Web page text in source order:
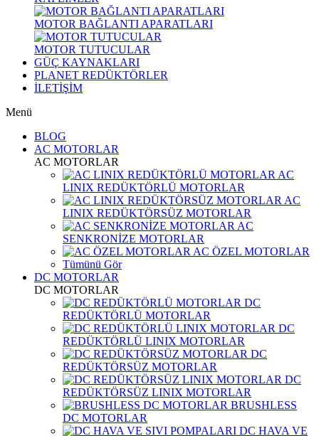
MOTOR BAĞLANTI APARATLARI
MOTOR TUTUCULAR
GÜÇ KAYNAKLARI
PLANET REDÜKTÖRLER
İLETİŞİM
Menü
BLOG
AC MOTORLAR
AC MOTORLAR
AC
LINIX REDÜKTÖRLÜ MOTORLAR
AC
LINIX REDÜKTÖRSÜZ MOTORLAR
AC
SENKRONİZE MOTORLAR
AC ÖZEL MOTORLAR
Tümünü Gör
DC MOTORLAR
DC MOTORLAR
DC
REDÜKTÖRLÜ MOTORLAR
DC
REDÜKTÖRLÜ LINIX MOTORLAR
DC
REDÜKTÖRSÜZ MOTORLAR
DC
REDÜKTÖRSÜZ LINIX MOTORLAR
BRUSHLESS
DC MOTORLAR
DC HAVA VE